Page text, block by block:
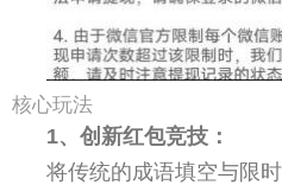
核心玩法
1、创新红包竞技：
将传统的成语填空与限